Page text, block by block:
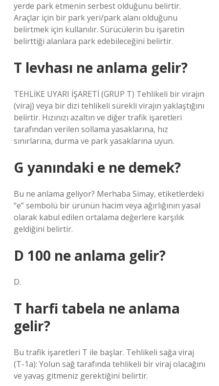
yerde park etmenin serbest olduğunu belirtir.
Araçlar için bir park yeri/park alanı olduğunu
belirtmek için kullanılır. Sürücülerin bu işaretin
belirttiği alanlara park edebileceğini belirtir.
T levhası ne anlama gelir?
TEHLİKE UYARI İŞARETİ (GRUP T) Tehlikeli bir virajın
(viraj) veya bir dizi tehlikeli sürekli virajın yaklaştığını
belirtir. Hızınızı azaltın ve diğer trafik işaretleri
tarafından verilen sollama yasaklarına, hız
sınırlarına, durma ve park yasaklarına uyun.
G yanındaki e ne demek?
Bu ne anlama geliyor? Merhaba Simay, etiketlerdeki
“e” sembolü bir ürünün hacim veya ağırlığının yasal
olarak kabul edilen ortalama değerlere karşılık
geldiğini belirtir.
D 100 ne anlama gelir?
D.
T harfi tabela ne anlama
gelir?
Bu trafik işaretleri T ile başlar. Tehlikeli sağa viraj
(T-1a): Yolun sağ tarafında tehlikeli bir viraj olacağını
ve yavaş gitmeniz gerektiğini belirtir.